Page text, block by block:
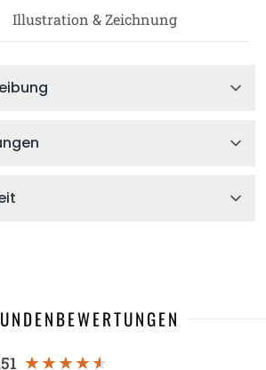
Illustration & Zeichnung